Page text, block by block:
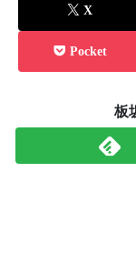
X
Pocket
板